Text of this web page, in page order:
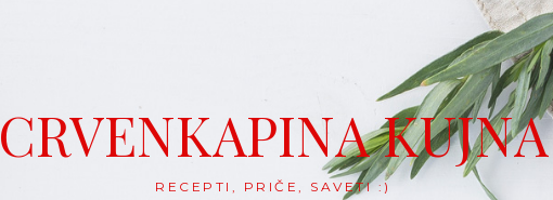
CRVENKAPINA KUJNA
RECEPTI, PRIČE, SAVETI :)